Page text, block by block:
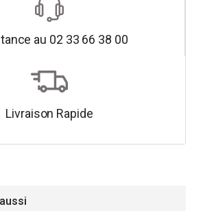
au 02 33 66 38 00
Livraison Rapide